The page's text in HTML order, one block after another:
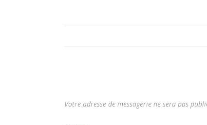
Votre adresse de messagerie ne sera pas